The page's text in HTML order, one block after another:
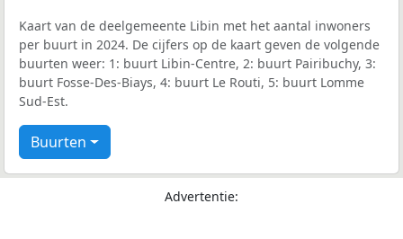
Kaart van de deelgemeente Libin met het aantal inwoners
per buurt in 2024. De cijfers op de kaart geven de volgende
buurten weer: 1: buurt Libin-Centre, 2: buurt Pairibuchy, 3:
buurt Fosse-Des-Biays, 4: buurt Le Routi, 5: buurt Lomme
Sud-Est.
Buurten
Advertentie: